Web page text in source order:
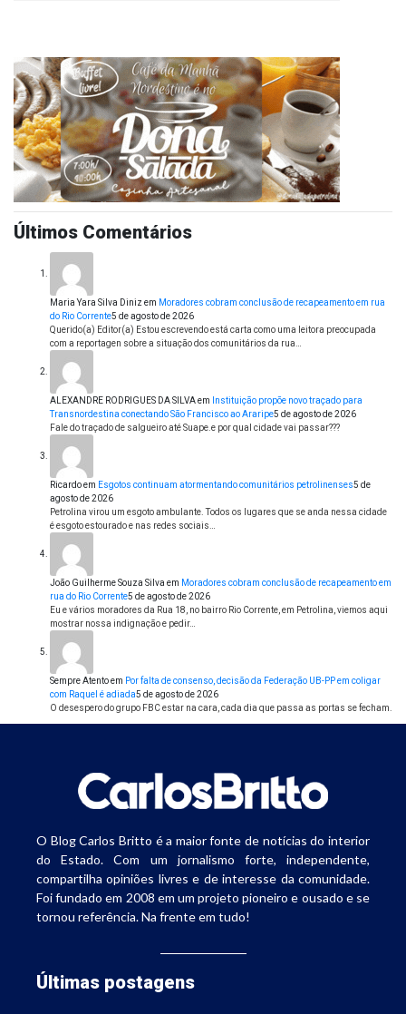
Últimos Comentários
Maria Yara Silva Dinizem Moradores cobram conclusão de recapeamento em rua
do Rio Corrente5 de agosto de 2026
Querido(a) Editor(a) Estou escrevendo está carta como uma leitora preocupada
com a reportagen sobre a situação dos comunitários da rua…
ALEXANDRE RODRIGUES DA SILVAem
Instituição propõe novo traçado para
Transnordestina conectando São Francisco ao Araripe5 de agosto de 2026
Fale do traçado de salgueiro até Suape.e por qual cidade vai passar???
Ricardoem Esgotos continuam atormentando comunitários petrolinenses5 de
agosto de 2026
Petrolina virou um esgoto ambulante. Todos os lugares que se anda nessa cidade
é esgoto estourado e nas redes sociais…
João Guilherme Souza Silva em Moradores cobram conclusão de recapeamento em
rua do Rio Corrente5 de agosto de 2026
Eu e vários moradores da Rua 18, no bairro Rio Corrente, em Petrolina, viemos aqui
mostrar nossa indignação e pedir…
Sempre Atentoem Por falta de consenso, decisão da Federação UB-PP em coligar
com Raquel é adiada5 de agosto de 2026
O desespero do grupo FBC estar na cara, cada dia que passa as portas se fecham.
O Blog Carlos Britto é a maior fonte de notícias do interior
do Estado. Com um jornalismo forte, independente,
compartilha opiniões livres e de interesse da comunidade.
Foi fundado em 2008 em um projeto pioneiro e ousado e se
tornou referência. Na frente em tudo!
Últimas postagens